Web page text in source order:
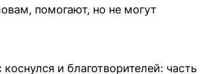
помогают, но не могут
и благотворителей: часть